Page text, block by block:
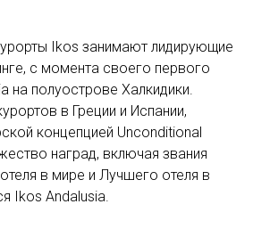
Ikos занимают лидирующие
с момента своего первого
на полуострове Халкидики.
в Греции и Испании,
концепцией Unconditional
наград, включая звания
в мире и Лучшего отеля в
Ikos Andalusia.